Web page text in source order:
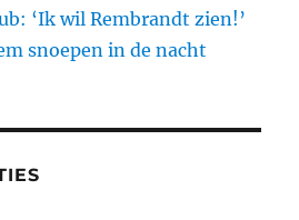
‘Ik wil Rembrandt zien!’
snoepen in de nacht